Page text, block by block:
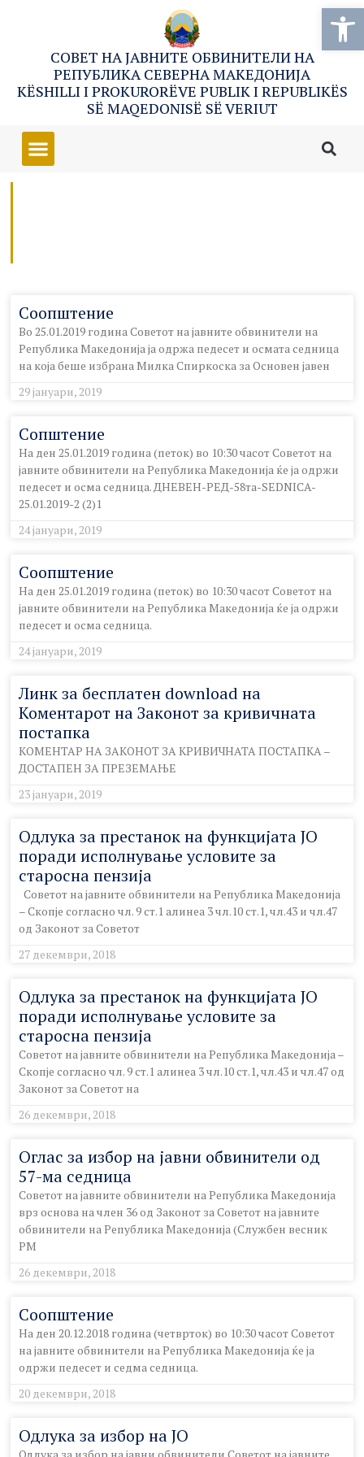
СОВЕТ НА ЈАВНИТЕ ОБВИНИТЕЛИ НА
РЕПУБЛИКА СЕВЕРНА МАКЕДОНИЈА
KËSHILLI I PROKURORËVE PUBLIK I REPUBLIKËS
SË MAQEDONISË SË VERIUT
Соопштение
Во 25.01.2019 година Советот на јавните обвинители на
Република Македонија ја одржа педесет и осмата седница
на која беше избрана Милка Спиркоска за Основен јавен
29 јануари, 2019
Сопштение
На ден 25.01.2019 година (петок) во 10:30 часот Советот на
јавните обвинители на Република Македонија ќе ја одржи
педесет и осма седница. ДНЕВЕН-РЕД-58та-SEDNICA-
25.01.2019-2 (2)1
24 јануари, 2019
Соопштение
На ден 25.01.2019 година (петок) во 10:30 часот Советот на
јавните обвинители на Република Македонија ќе ја одржи
педесет и осма седница.
24 јануари, 2019
Линк за бесплатен download на
Коментарот на Законот за кривичната
постапка
КОМЕНТАР НА ЗАКОНОТ ЗА КРИВИЧНАТА ПОСТАПКА –
ДОСТАПЕН ЗА ПРЕЗЕМАЊЕ
23 јануари, 2019
Одлука за престанок на функцијата ЈО
поради исполнување условите за
старосна пензија
Советот на јавните обвинители на Република Македонија
– Скопје согласно чл. 9 ст.1 алинеа 3 чл.10 ст.1, чл.43 и чл.47
од Законот за Советот
27 декември, 2018
Одлука за престанок на функцијата ЈО
поради исполнување условите за
старосна пензија
Советот на јавните обвинители на Република Македонија –
Скопје согласно чл. 9 ст.1 алинеа 3 чл.10 ст.1, чл.43 и чл.47 од
Законот за Советот на
26 декември, 2018
Оглас за избор на јавни обвинители од
57-ма седница
Советот на јавните обвинители на Република Македонија
врз основа на член 36 од Законот за Советот на јавните
обвинители на Република Македонија (Службен весник
РМ
26 декември, 2018
Соопштение
На ден 20.12.2018 година (четврток) во 10:30 часот Советот
на јавните обвинители на Република Македонија ќе ја
одржи педесет и седма седница.
20 декември, 2018
Одлука за избор на ЈО